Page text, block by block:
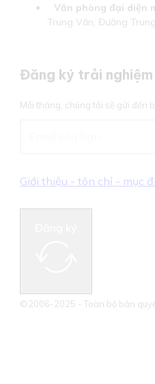
Văn phòng đại diện
Trung Văn, Đường
Đăng ký trải
Mỗi tháng, chúng tôi sẽ gửi đến
Giới thiệu - tôn chỉ - mục
©2006-2025 - Toàn bộ bản